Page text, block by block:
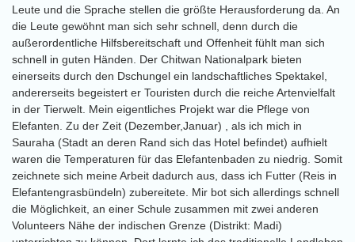
Leute und die Sprache stellen die größte Herausforderung da. An
die Leute gewöhnt man sich sehr schnell, denn durch die
außerordentliche Hilfsbereitschaft und Offenheit fühlt man sich
schnell in guten Händen. Der Chitwan Nationalpark bieten
einerseits durch den Dschungel ein landschaftliches Spektakel,
andererseits begeistert er Touristen durch die reiche Artenvielfalt
in der Tierwelt. Mein eigentliches Projekt war die Pflege von
Elefanten. Zu der Zeit (Dezember,Januar) , als ich mich in
Sauraha (Stadt an deren Rand sich das Hotel befindet) aufhielt
waren die Temperaturen für das Elefantenbaden zu niedrig. Somit
zeichnete sich meine Arbeit dadurch aus, dass ich Futter (Reis in
Elefantengrasbündeln) zubereitete. Mir bot sich allerdings schnell
die Möglichkeit, an einer Schule zusammen mit zwei anderen
Volunteers Nähe der indischen Grenze (Distrikt: Madi)